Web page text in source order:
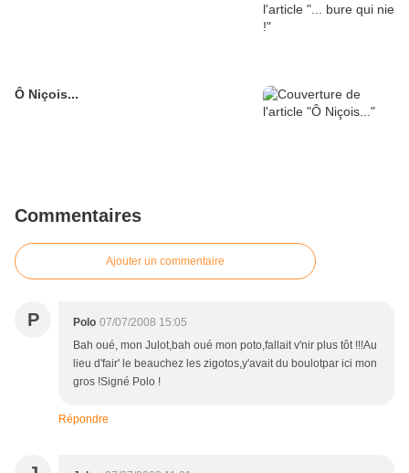
Ô Niçois...
Commentaires
Ajouter un commentaire
P Polo 07/07/2008 15:05
Bah oué, mon Julot,bah oué mon poto,fallait v'nir plus tôt !!!Au
lieu d'fair' le beauchez les zigotos,y'avait du boulotpar ici mon
gros !Signé Polo !
Répondre